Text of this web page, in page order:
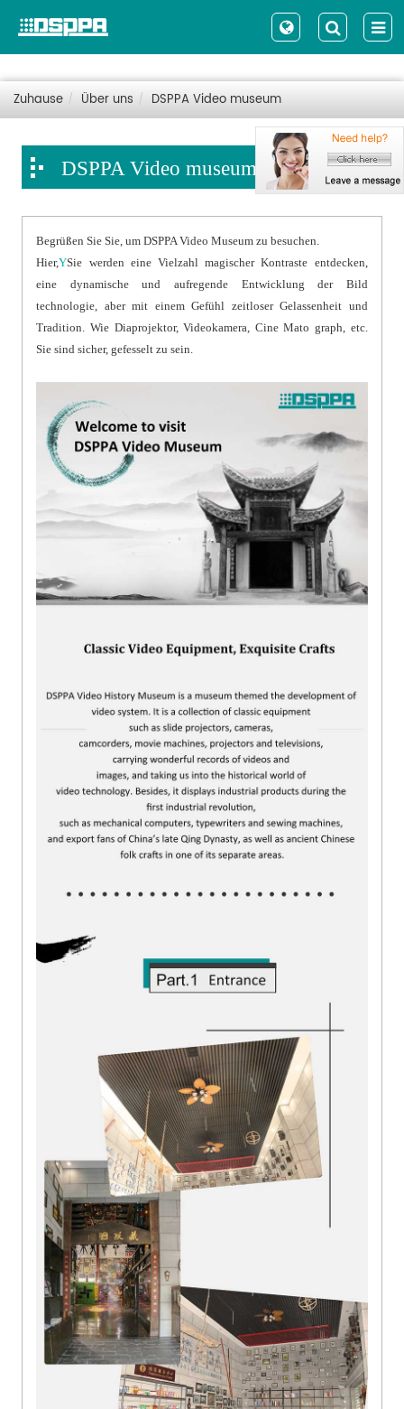
Zuhause Über uns DSPPA Video museum
DSPPA Video museum
Begrüßen Sie Sie, um DSPPA Video Museum zu besuchen.
Hier,YSie werden eine Vielzahl magischer Kontraste entdecken,
eine dynamische und aufregende Entwicklung der Bild
technologie, aber mit einem Gefühl zeitloser Gelassenheit und
Tradition. Wie Diaprojektor, Videokamera, Cine Mato graph, etc.
Sie sind sicher, gefesselt zu sein.